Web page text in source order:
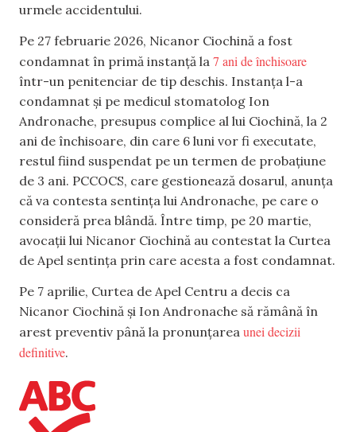
urmele accidentului.
Pe 27 februarie 2026, Nicanor Ciochină a fost
condamnat în primă instanță la 7 ani de închisoare
într-un penitenciar de tip deschis. Instanța l-a
condamnat și pe medicul stomatolog Ion
Andronache, presupus complice al lui Ciochină, la 2
ani de închisoare, din care 6 luni vor fi executate,
restul fiind suspendat pe un termen de probațiune
de 3 ani. PCCOCS, care gestionează dosarul, anunța
că va contesta sentința lui Andronache, pe care o
consideră prea blândă. Între timp, pe 20 martie,
avocații lui Nicanor Ciochină au contestat la Curtea
de Apel sentința prin care acesta a fost condamnat.
Pe 7 aprilie, Curtea de Apel Centru a decis ca
Nicanor Ciochină și Ion Andronache să rămână în
arest preventiv până la pronunțarea unei decizii
definitive.